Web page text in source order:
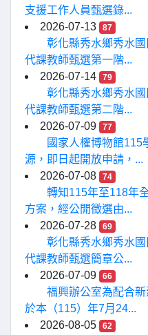
支援工作人員甄選錄...
2026-07-13
87
彰化縣秀水鄉秀水
代課教師甄選第一階...
2026-07-14
79
彰化縣秀水鄉秀水
代課教師甄選第二階...
2026-07-09
77
國家人權博物館115
源，即日起開放申請，...
2026-07-08
74
轉知115年至118年
方案，經公開徵選由...
2026-07-28
69
彰化縣秀水鄉秀水
代課教師甄選簡章公...
2026-07-09
66
福興辦公室為配合
於本（115）年7月24...
2026-08-05
62